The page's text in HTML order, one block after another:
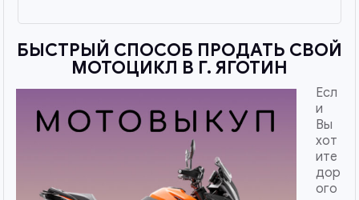
БЫСТРЫЙ СПОСОБ ПРОДАТЬ СВОЙ
МОТОЦИКЛ В Г. ЯГОТИН
Есл
и
Вы
хот
ите
дор
ого